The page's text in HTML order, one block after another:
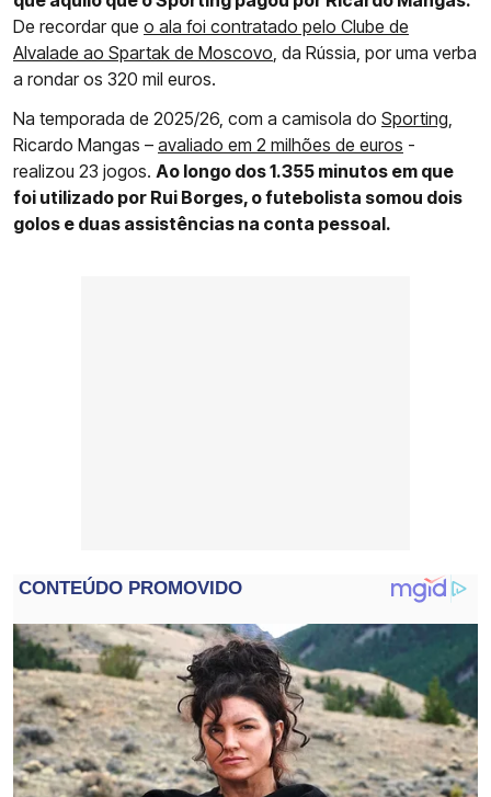
De recordar que o ala foi contratado pelo Clube de
Alvalade ao Spartak de Moscovo, da Rússia, por uma verba
a rondar os 320 mil euros.
Na temporada de 2025/26, com a camisola do Sporting,
Ricardo Mangas – avaliado em 2 milhões de euros -
realizou 23 jogos. Ao longo dos 1.355 minutos em que
foi utilizado por Rui Borges, o futebolista somou dois
golos e duas assistências na conta pessoal.